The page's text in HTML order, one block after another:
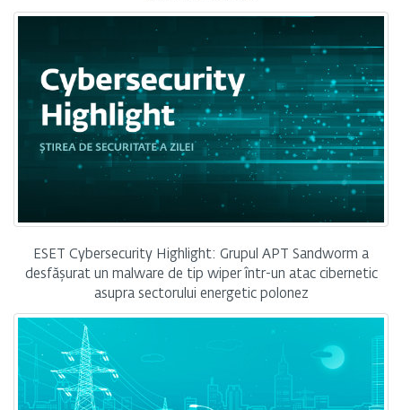
ESET Cybersecurity Highlight: Grupul APT Sandworm a
desfășurat un malware de tip wiper într-un atac cibernetic
asupra sectorului energetic polonez